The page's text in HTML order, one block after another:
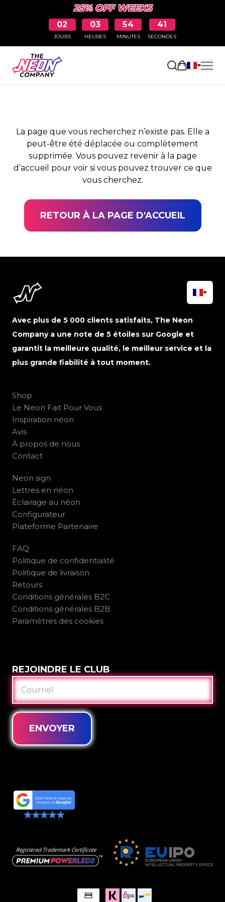
25% OFF WEEKS
02
JOURS
03
HEURES
54
MINUTES
41
SECONDES
Ouvrir le
PAGE NON TROUVÉE
La page que vous recherchez n’existe pas. Elle a
peut-être été déplacée ou complètement
supprimée. Vous pouvez revenir à la page
d’accueil pour voir si vous pouvez trouver ce que
vous cherchez.
RETOUR À LA PAGE D'ACCUEIL
Avec plus de 5 000 clients satisfaits, The Neon
Company a une note de 5 étoiles sur Google et
garantit la meilleure qualité, le meilleur service et la
plus grande fiabilité à tout moment.
Shop
Le Neon Fait Pour Vous
Inspiration néon
Avis
À propos de nous
Contact
Neon sign
Lettres en néon
Éclairage au néon
Configurateur
Plateforme Partenaire
FAQ
Politique de confidentialité
Politique de livraison
Retours
Conditions générales B2C
Conditions générales B2B
Paramètres des cookies
REJOINDRE LE CLUB
COURRIEL
ENVOYER